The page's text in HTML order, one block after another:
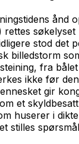
rettes
stod
fra
ikke før
gir
et
huserer i